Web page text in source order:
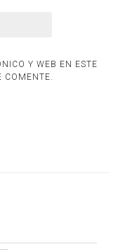
Y WEB EN ESTE
COMENTE.